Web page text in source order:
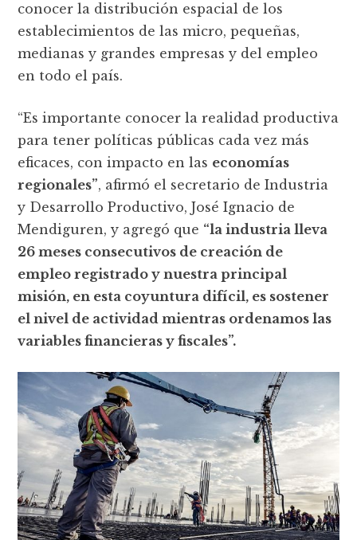
conocer la distribución espacial de los
establecimientos de las micro, pequeñas,
medianas y grandes empresas y del empleo
en todo el país.
“Es importante conocer la realidad productiva
para tener políticas públicas cada vez más
eficaces, con impacto en las economías
regionales”, afirmó el secretario de Industria
y Desarrollo Productivo, José Ignacio de
Mendiguren, y agregó que “la industria lleva
26 meses consecutivos de creación de
empleo registrado y nuestra principal
misión, en esta coyuntura difícil, es sostener
el nivel de actividad mientras ordenamos las
variables financieras y fiscales”.